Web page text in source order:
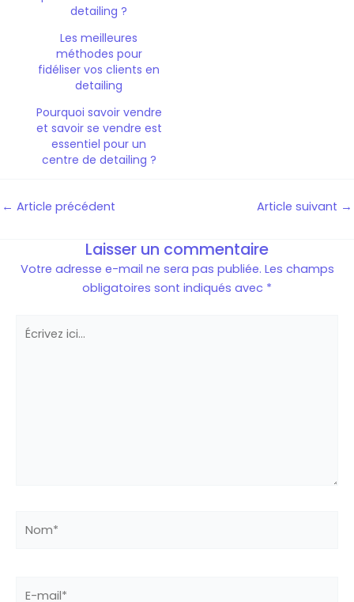
detailing ?
Les meilleures
méthodes pour
fidéliser vos clients en
detailing
Pourquoi savoir vendre
et savoir se vendre est
essentiel pour un
centre de detailing ?
← Article précédent Article suivant →
Laisser un commentaire
Votre adresse e-mail ne sera pas publiée. Les champs
obligatoires sont indiqués avec *
Écrivez
ici…